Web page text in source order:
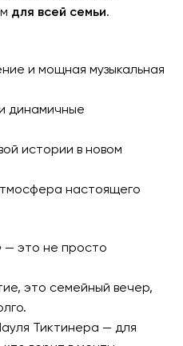
для всей семьи.
и мощная музыкальная
динамичные
истории в новом
настоящего
— это не просто
это семейный вечер,
Тиктинера — для